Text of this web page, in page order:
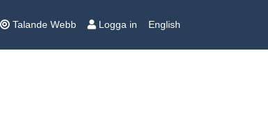
Talande Webb Logga in English